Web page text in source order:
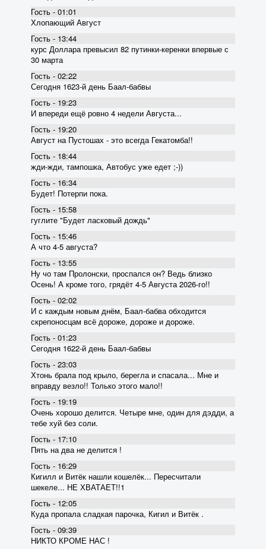
Гость - 01:01
Хлопающий Август
Гость - 13:44
курс Доллара превысил 82 пyтинки-керенки впервые с
30 марта
Гость - 02:22
Сегодня 1623-й день Баал-бабвы
Гость - 19:23
И впереди ещё ровно 4 недели Августа...
Гость - 19:20
Август на Пустошах - это всегда Гекатомба!!
Гость - 18:44
жди-жди, тампошка, Автобус уже едет ;-))
Гость - 16:34
Будет! Потерпи пока.
Гость - 15:58
гуглите "Будет ласковый дождь"
Гость - 15:46
А что 4-5 августа?
Гость - 13:55
Ну чо там Пролонски, проспался он? Ведь близко
Осень! А кроме того, грядёт 4-5 Августа 2026-го!!
Гость - 02:02
И с каждым новым днём, Баал-бабва обходится
скрепоносцам всё дороже, дороже и дороже.
Гость - 01:23
Сегодня 1622-й день Баал-бабвы
Гость - 23:03
Хтонь брала под крыло, берегла и спасала... Мне и
вправду везло!! Только этого мало!!
Гость - 19:19
Очень хорошо делится. Четыре мне, один для дэдди, а
тебе хуй без соли.
Гость - 17:10
Пять на два не делится !
Гость - 16:29
Кигилл и Витёк нашли кошелёк... Пересчитали
шекеле... НЕ ХВАТАЕТ!!1
Гость - 12:05
Куда пропала сладкая парочка, Кигил и Витёк .
Гость - 09:39
НИКТО КРОМЕ НАС !